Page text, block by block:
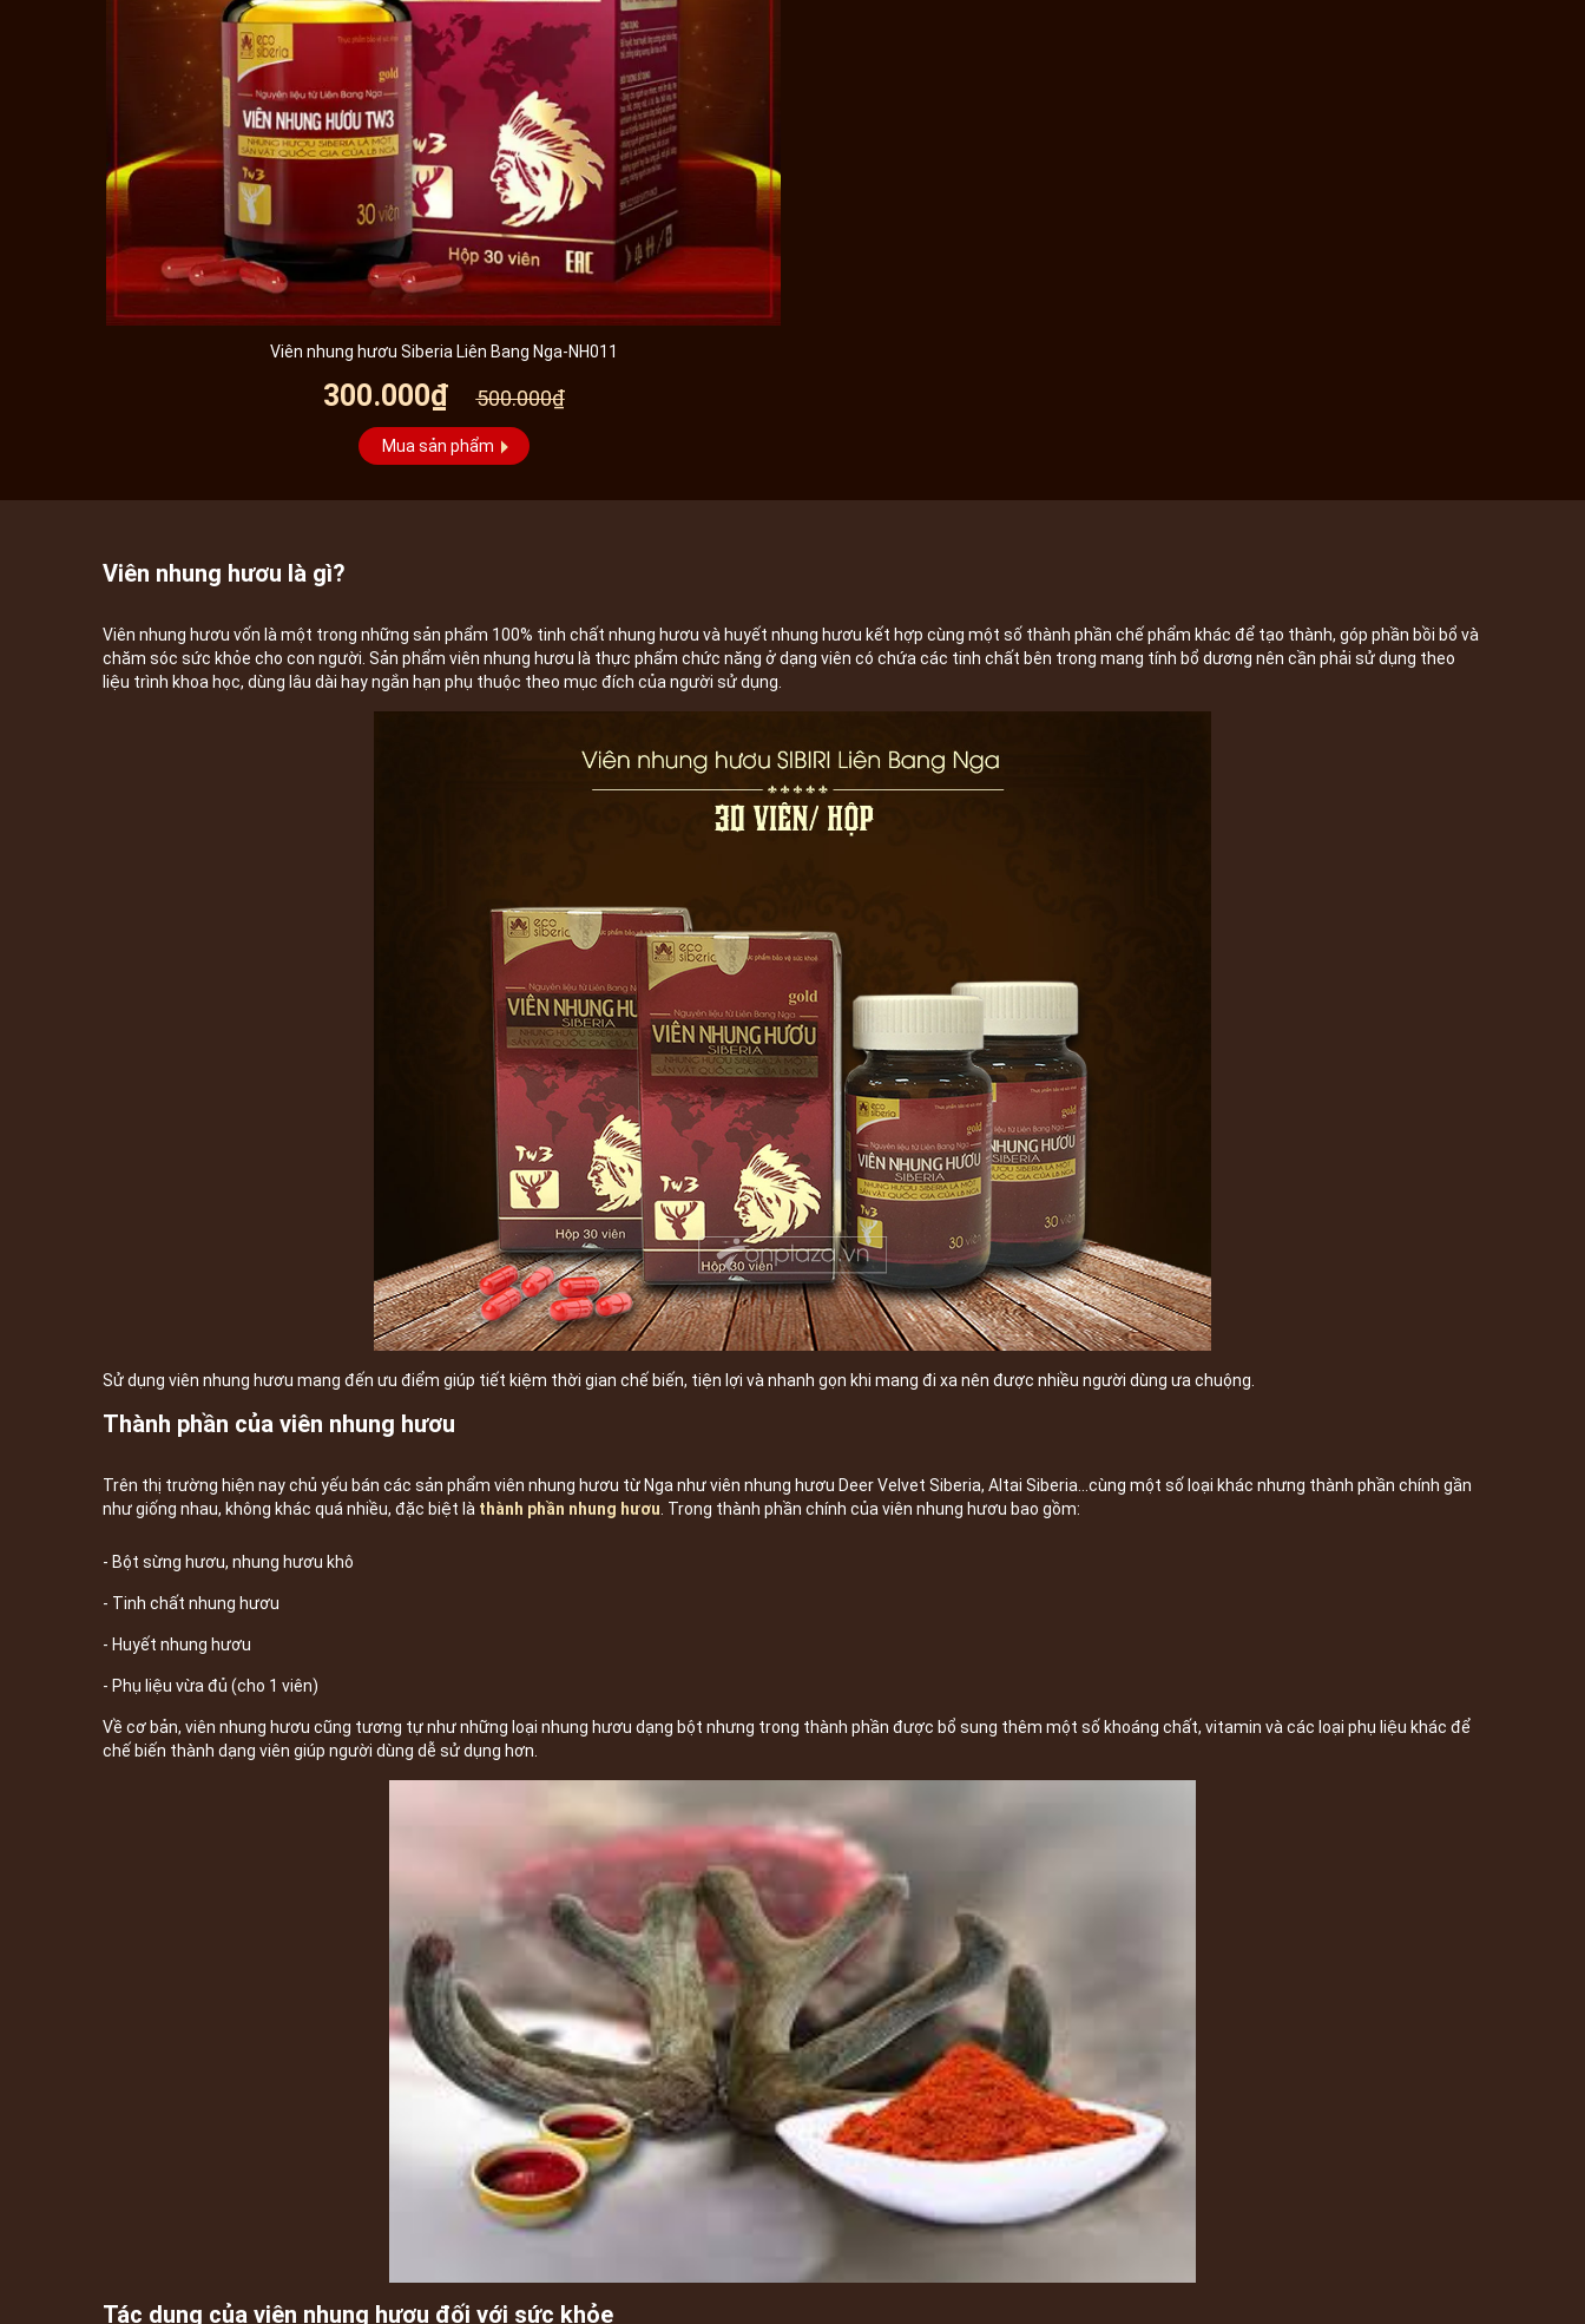
Viên nhung hươu Siberia Liên Bang Nga-NH011
300.000₫ 500.000₫
Mua sản phẩm
Viên nhung hươu là gì?
Viên nhung hươu vốn là một trong những sản phẩm 100% tinh chất nhung hươu và huyết nhung hươu kết hợp cùng một số thành phần chế phẩm khác để tạo thành, góp phần bồi bổ và
chăm sóc sức khỏe cho con người. Sản phẩm viên nhung hươu là thực phẩm chức năng ở dạng viên có chứa các tinh chất bên trong mang tính bổ dương nên cần phải sử dụng theo
liệu trình khoa học, dùng lâu dài hay ngắn hạn phụ thuộc theo mục đích của người sử dụng.
Sử dụng viên nhung hươu mang đến ưu điểm giúp tiết kiệm thời gian chế biến, tiện lợi và nhanh gọn khi mang đi xa nên được nhiều người dùng ưa chuộng.
Thành phần của viên nhung hươu
Trên thị trường hiện nay chủ yếu bán các sản phẩm viên nhung hươu từ Nga như viên nhung hươu Deer Velvet Siberia, Altai Siberia...cùng một số loại khác nhưng thành phần chính gần
như giống nhau, không khác quá nhiều, đặc biệt là thành phần nhung hươu . Trong thành phần chính của viên nhung hươu bao gồm:
- Bột sừng hươu, nhung hươu khô
- Tinh chất nhung hươu
- Huyết nhung hươu
- Phụ liệu vừa đủ (cho 1 viên)
Về cơ bản, viên nhung hươu cũng tương tự như những loại nhung hươu dạng bột nhưng trong thành phần được bổ sung thêm một số khoáng chất, vitamin và các loại phụ liệu khác để
chế biến thành dạng viên giúp người dùng dễ sử dụng hơn.
Tác dụng của viên nhung hươu đối với sức khỏe